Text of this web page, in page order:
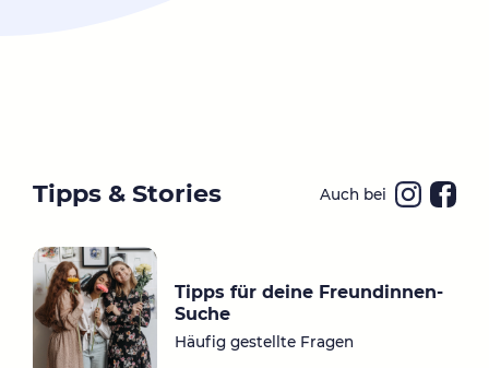
Tipps & Stories Auch bei
a
ok
Tipps für deine Freundinnen-
Suche
Häufig gestellte Fragen